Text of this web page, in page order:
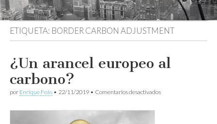
ETIQUETA: BORDER CARBON ADJUSTMENT
¿Un arancel europeo al
carbono?
por Enrique Feás • 22/11/2019 • Comentarios desactivadosen